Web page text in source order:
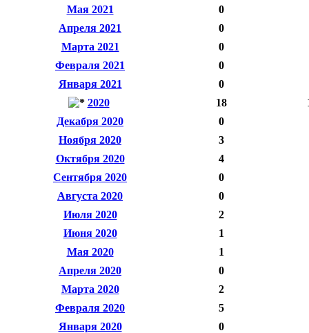
Мая 2021
0
Апреля 2021
0
Марта 2021
0
Февраля 2021
0
Января 2021
0
2020
18
Декабря 2020
0
Ноября 2020
3
Октября 2020
4
Сентября 2020
0
Августа 2020
0
Июля 2020
2
Июня 2020
1
Мая 2020
1
Апреля 2020
0
Марта 2020
2
Февраля 2020
5
Января 2020
0